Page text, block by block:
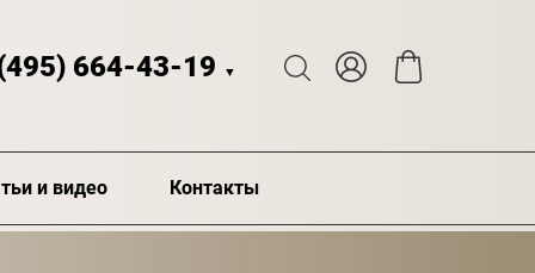
664-43-19 ▼
и видео Контакты